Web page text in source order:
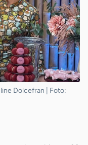
Dolcefran | Foto: